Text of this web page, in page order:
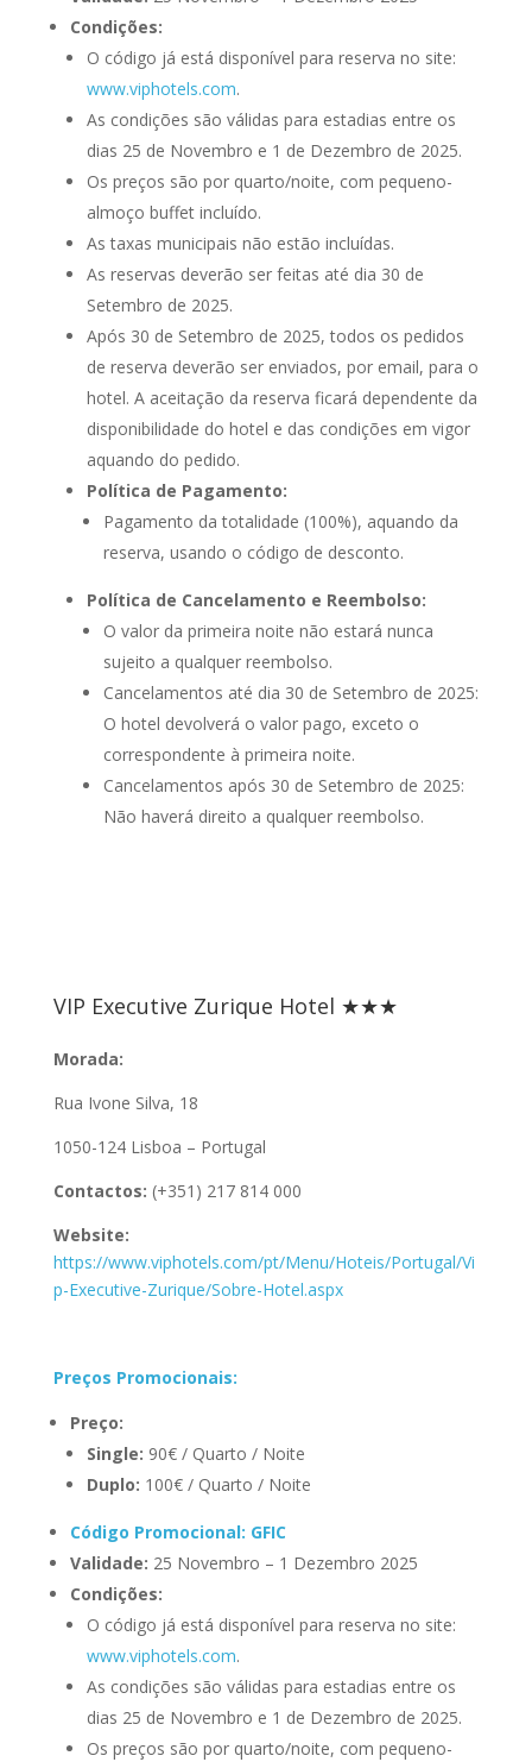
Condições:
O código já está disponível para reserva no site:
www.viphotels.com.
As condições são válidas para estadias entre os
dias 25 de Novembro e 1 de Dezembro de 2025.
Os preços são por quarto/noite, com pequeno-
almoço buffet incluído.
As taxas municipais não estão incluídas.
As reservas deverão ser feitas até dia 30 de
Setembro de 2025.
Após 30 de Setembro de 2025, todos os pedidos
de reserva deverão ser enviados, por email, para o
hotel. A aceitação da reserva ficará dependente da
disponibilidade do hotel e das condições em vigor
aquando do pedido.
Política de Pagamento:
Pagamento da totalidade (100%), aquando da
reserva, usando o código de desconto.
Política de Cancelamento e Reembolso:
O valor da primeira noite não estará nunca
sujeito a qualquer reembolso.
Cancelamentos até dia 30 de Setembro de 2025:
O hotel devolverá o valor pago, exceto o
correspondente à primeira noite.
Cancelamentos após 30 de Setembro de 2025:
Não haverá direito a qualquer reembolso.
VIP Executive Zurique Hotel ★★★
Morada:
Rua Ivone Silva, 18
1050-124 Lisboa – Portugal
Contactos: (+351) 217 814 000
Website:
https://www.viphotels.com/pt/Menu/Hoteis/Portugal/Vi
p-Executive-Zurique/Sobre-Hotel.aspx
Preços Promocionais:
Preço:
Single: 90€ / Quarto / Noite
Duplo: 100€ / Quarto / Noite
Código Promocional: GFIC
Validade: 25 Novembro – 1 Dezembro 2025
Condições:
O código já está disponível para reserva no site:
www.viphotels.com.
As condições são válidas para estadias entre os
dias 25 de Novembro e 1 de Dezembro de 2025.
Os preços são por quarto/noite, com pequeno-